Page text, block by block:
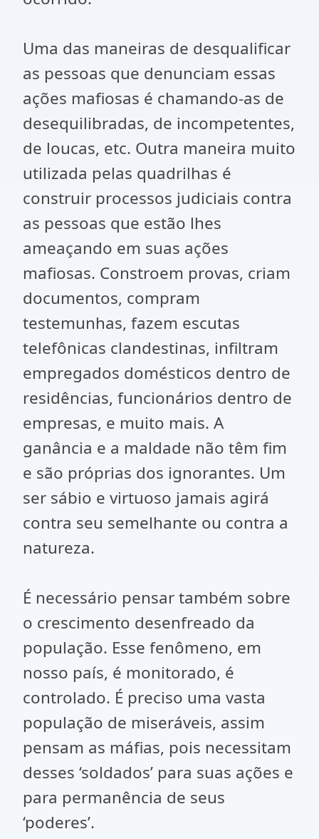
Uma das maneiras de desqualificar
as pessoas que denunciam essas
ações mafiosas é chamando-as de
desequilibradas, de incompetentes,
de loucas, etc. Outra maneira muito
utilizada pelas quadrilhas é
construir processos judiciais contra
as pessoas que estão lhes
ameaçando em suas ações
mafiosas. Constroem provas, criam
documentos, compram
testemunhas, fazem escutas
telefônicas clandestinas, infiltram
empregados domésticos dentro de
residências, funcionários dentro de
empresas, e muito mais. A
ganância e a maldade não têm fim
e são próprias dos ignorantes. Um
ser sábio e virtuoso jamais agirá
contra seu semelhante ou contra a
natureza.
É necessário pensar também sobre
o crescimento desenfreado da
população. Esse fenômeno, em
nosso país, é monitorado, é
controlado. É preciso uma vasta
população de miseráveis, assim
pensam as máfias, pois necessitam
desses ‘soldados’ para suas ações e
para permanência de seus
‘poderes’.